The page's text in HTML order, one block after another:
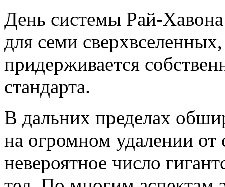
День системы Рай-
для семи
придерживается
стандарта.
В дальних пределах
на огромном удалении
невероятное число